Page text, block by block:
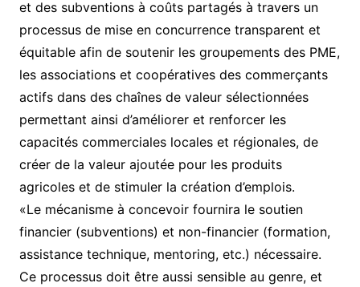
et des subventions à coûts partagés à travers un
processus de mise en concurrence transparent et
équitable afin de soutenir les groupements des PME,
les associations et coopératives des commerçants
actifs dans des chaînes de valeur sélectionnées
permettant ainsi d’améliorer et renforcer les
capacités commerciales locales et régionales, de
créer de la valeur ajoutée pour les produits
agricoles et de stimuler la création d’emplois.
«Le mécanisme à concevoir fournira le soutien
financier (subventions) et non-financier (formation,
assistance technique, mentoring, etc.) nécessaire.
Ce processus doit être aussi sensible au genre, et